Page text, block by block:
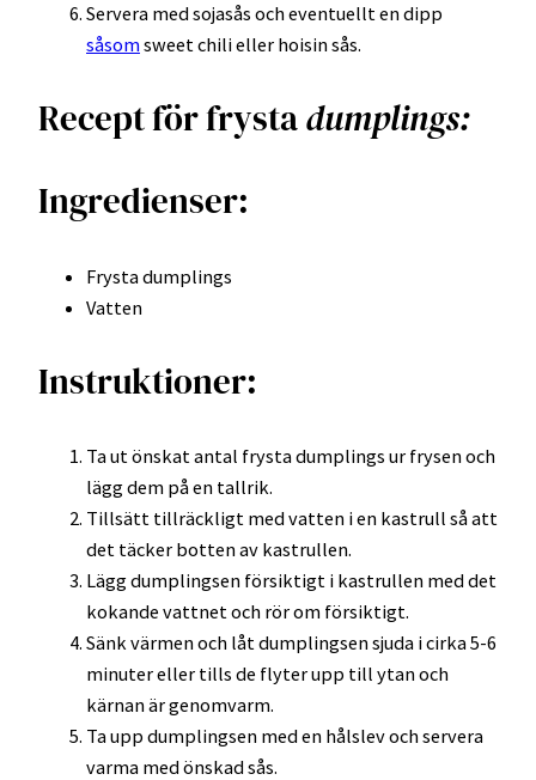
Servera med sojasås och eventuellt en dipp
såsomsweet chili eller hoisin sås.
Recept för frystadumplings:
Ingredienser:
Frysta dumplings
Vatten
Instruktioner:
Ta ut önskat antal frysta dumplings ur frysen och
lägg dem på en tallrik.
Tillsätt tillräckligt med vatten i en kastrull så att
det täcker botten av kastrullen.
Lägg dumplingsen försiktigt i kastrullen med det
kokande vattnet och rör om försiktigt.
Sänk värmen och låt dumplingsen sjuda i cirka 5-6
minuter eller tills de flyter upp till ytan och
kärnan är genomvarm.
Ta upp dumplingsen med en hålslev och servera
varma med önskad sås.